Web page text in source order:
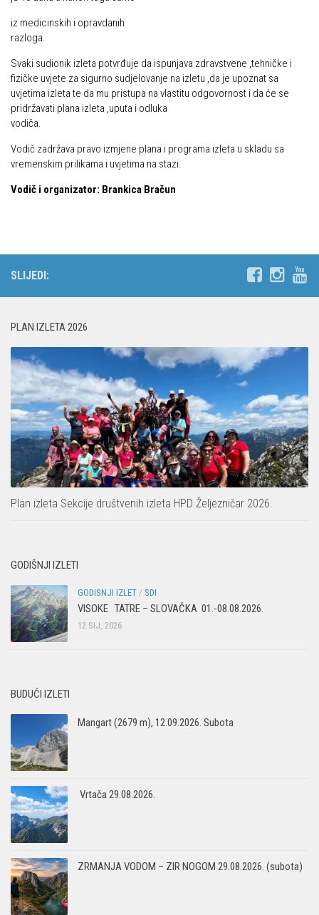
iz medicinskih i opravdanih
razloga.
Svaki sudionik izleta potvrđuje da ispunjava zdravstvene ,tehničke i
fizičke uvjete za sigurno sudjelovanje na izletu ,da je upoznat sa
uvjetima izleta te da mu pristupa na vlastitu odgovornost i da će se
pridržavati plana izleta ,uputa i odluka
vodiča.
Vodič zadržava pravo izmjene plana i programa izleta u skladu sa
vremenskim prilikama i uvjetima na stazi.
Vodič i organizator: Brankica Bračun
SLIJEDI:
PLAN IZLETA 2026
Plan izleta Sekcije društvenih izleta HPD Željezničar 2026.
GODIŠNJI IZLETI
GODISNJI IZLET / SDI
VISOKE TATRE – SLOVAČKA 01.-08.08.2026.
12 SIJ, 2026
BUDUĆI IZLETI
Mangart (2679 m), 12.09.2026. Subota
Vrtača 29.08.2026.
ZRMANJA VODOM – ZIR NOGOM 29.08.2026. (subota)